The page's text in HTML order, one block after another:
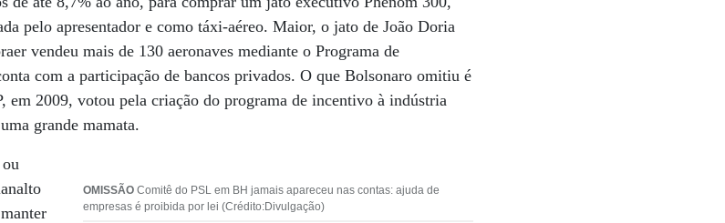
pelo apresentador e como táxi-aéreo. Maior, o jato de João Doria
vendeu mais de 130 aeronaves mediante o Programa de
com a participação de bancos privados. O que Bolsonaro omitiu é
em 2009, votou pela criação do programa de incentivo à indústria
grande mamata.
OMISSÃOComitê do PSL em BH jamais apareceu nas contas: ajuda de
empresas é proibida por lei (Crédito:Divulgação)